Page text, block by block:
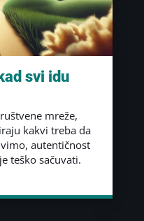
svi idu
mreže,
kakvi treba da
autentičnost
teško sačuvati.